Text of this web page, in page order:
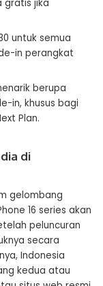
gratis jika
untuk semua
in perangkat
berupa
in, khusus bagi
Plan.
di
gelombang
16 series akan
peluncuran
secara
Indonesia
kedua atau